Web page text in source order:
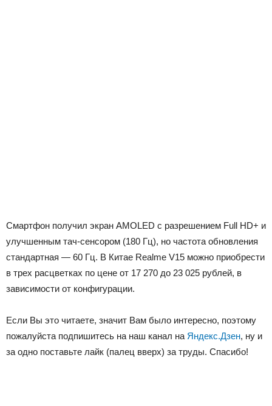
Смартфон получил экран AMOLED с разрешением Full HD+ и
улучшенным тач-сенсором (180 Гц), но частота обновления
стандартная — 60 Гц. В Китае Realme V15 можно приобрести
в трех расцветках по цене от 17 270 до 23 025 рублей, в
зависимости от конфигурации.
Если Вы это читаете, значит Вам было интересно, поэтому
пожалуйста подпишитесь на наш канал на Яндекс.Дзен, ну и
за одно поставьте лайк (палец вверх) за труды. Спасибо!